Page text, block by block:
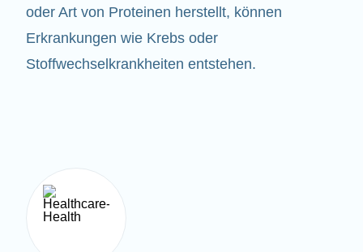
oder Art von Proteinen herstellt, können
Erkrankungen wie Krebs oder
Stoffwechselkrankheiten entstehen.